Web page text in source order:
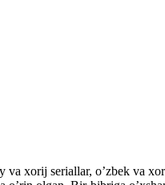
xorij seriallar, o’zbek va